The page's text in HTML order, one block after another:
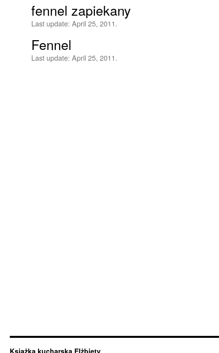
fennel zapiekany
Last update: April 25, 2011.
Fennel
Last update: April 25, 2011.
Książka kucharska Elżbiety